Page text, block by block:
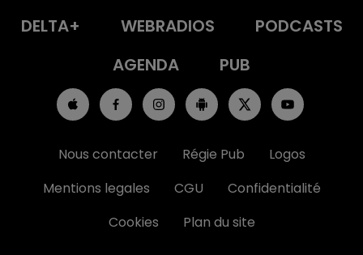
DELTA+
WEBRADIOS
PODCASTS
AGENDA
PUB
Nous contacter Régie Pub
Logos
Mentions legales
CGU
Confidentialité
Cookies
Plan du site